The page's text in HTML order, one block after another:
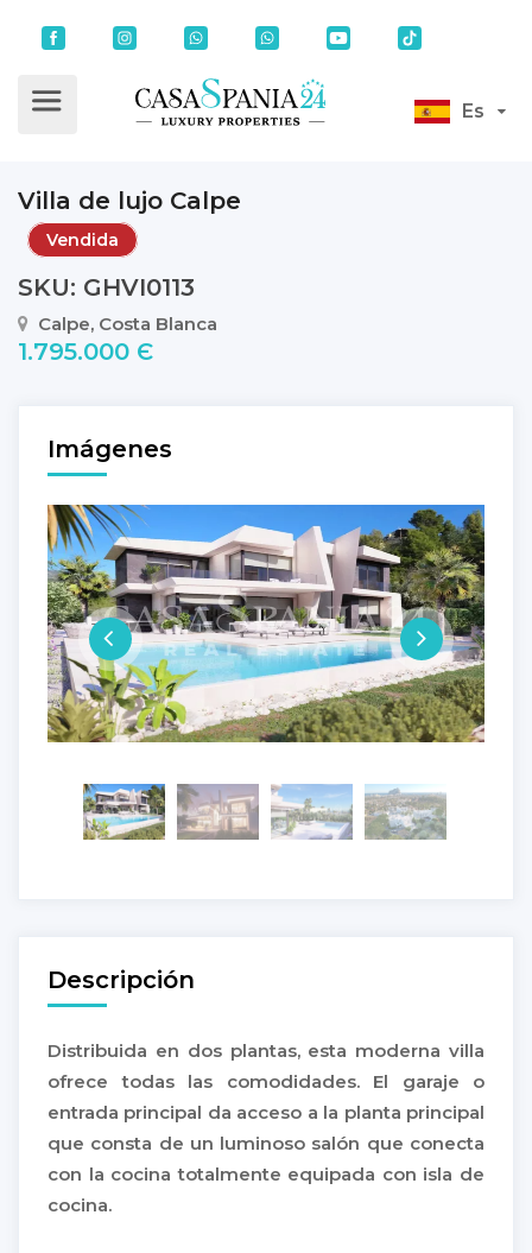
Es
Villa de lujo Calpe
Vendida
SKU: GHVI0113
Calpe, Costa Blanca
1.795.000 Є
Imágenes
Descripción
Distribuida en dos plantas, esta moderna villa
ofrece todas las comodidades. El garaje o
entrada principal da acceso a la planta principal
que consta de un luminoso salón que conecta
con la cocina totalmente equipada con isla de
cocina.